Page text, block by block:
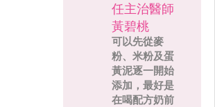
任主治醫師
黃碧桃
可以先從麥
粉、米粉及蛋
黃泥逐一開始
添加，最好是
在喝配方奶前